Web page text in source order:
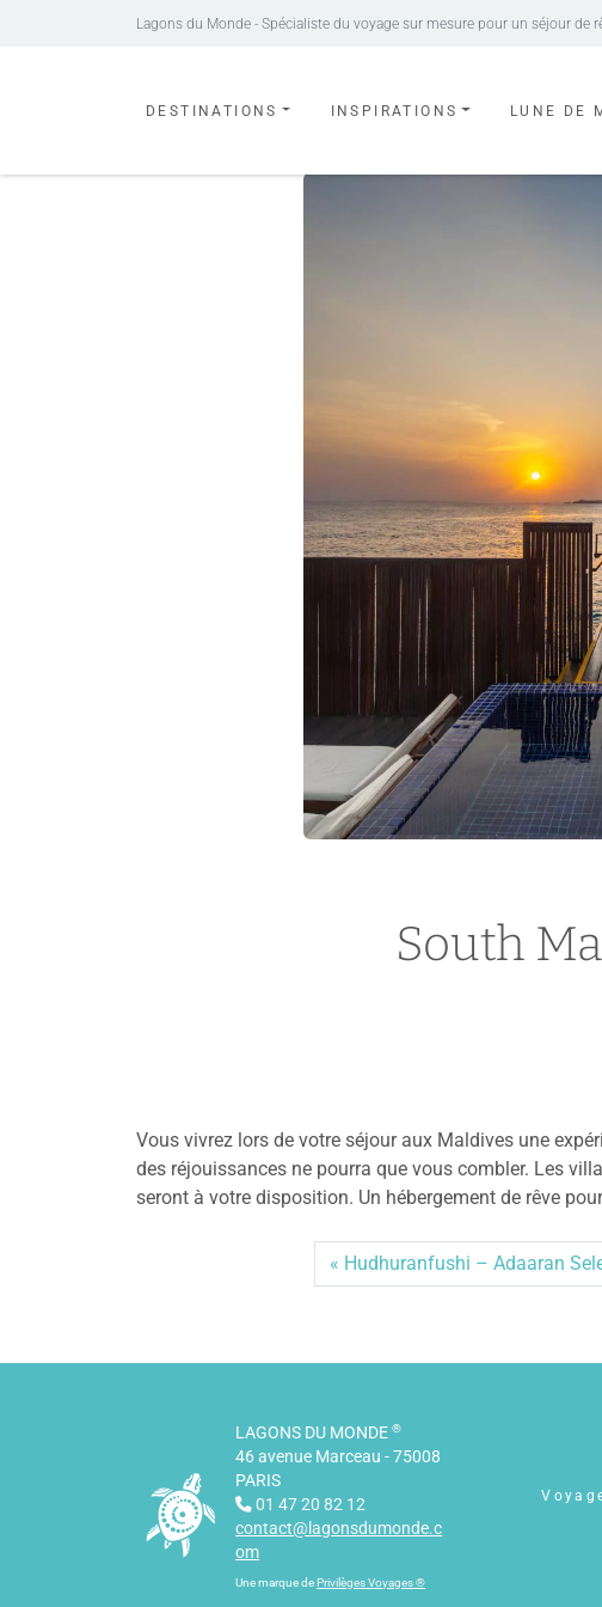
Lagons du Monde - Spécialiste du voyage sur mesure pour un séjour de
DESTINATIONS INSPIRATIONS LUNE DE
South Malé – Adaaran Prestige Vadoo
South
Vous vivrez lors de votre séjour aux Maldives une
des réjouissances ne pourra que vous combler. Les
seront à votre disposition. Un hébergement de rêve
Hudhuranfushi – Adaaran
LAGONS DU MONDE®
46 avenue Marceau - 75008
PARIS
01 47 20 82 12
contact@lagonsdumonde.c
om
Une marque dePrivilèges Voyages ®